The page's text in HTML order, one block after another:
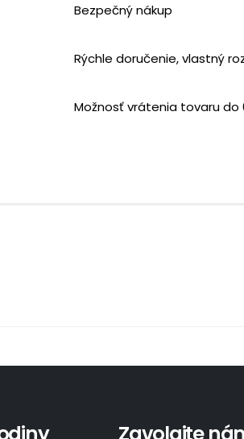
Bezpečný nákup
Rýchle doručenie, vlastný
Možnosť vrátenia tovaru